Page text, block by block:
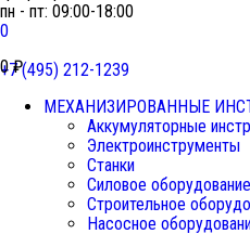
пн - пт: 09:00-18:00
0
0₽
+7 (495) 212-1239
МЕХАНИЗИРОВАННЫЕ
Аккумуляторные
Электроинструменты
Станки
Силовое оборудование
Строительное
Насосное